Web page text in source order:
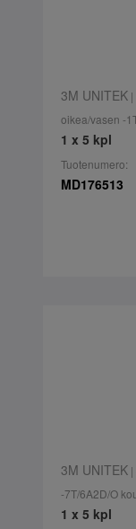
3M UNITEK|
oikea/vasen -
1 x 5 kpl
Tuotenumero:
MD176513
3M UNITEK|
-7T/6A2D/O
1 x 5 kpl